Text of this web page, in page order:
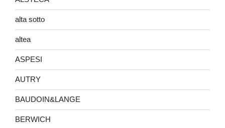
alta sotto
altea
ASPESI
AUTRY
BAUDOIN&LANGE
BERWICH